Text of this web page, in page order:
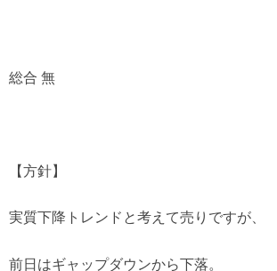
総合 無
【方針】
実質下降トレンドと考えて売りですが、
前日はギャップダウンから下落。